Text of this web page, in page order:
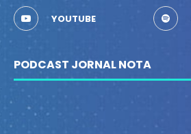
YOUTUBE
PODCAST JORNAL NOTA